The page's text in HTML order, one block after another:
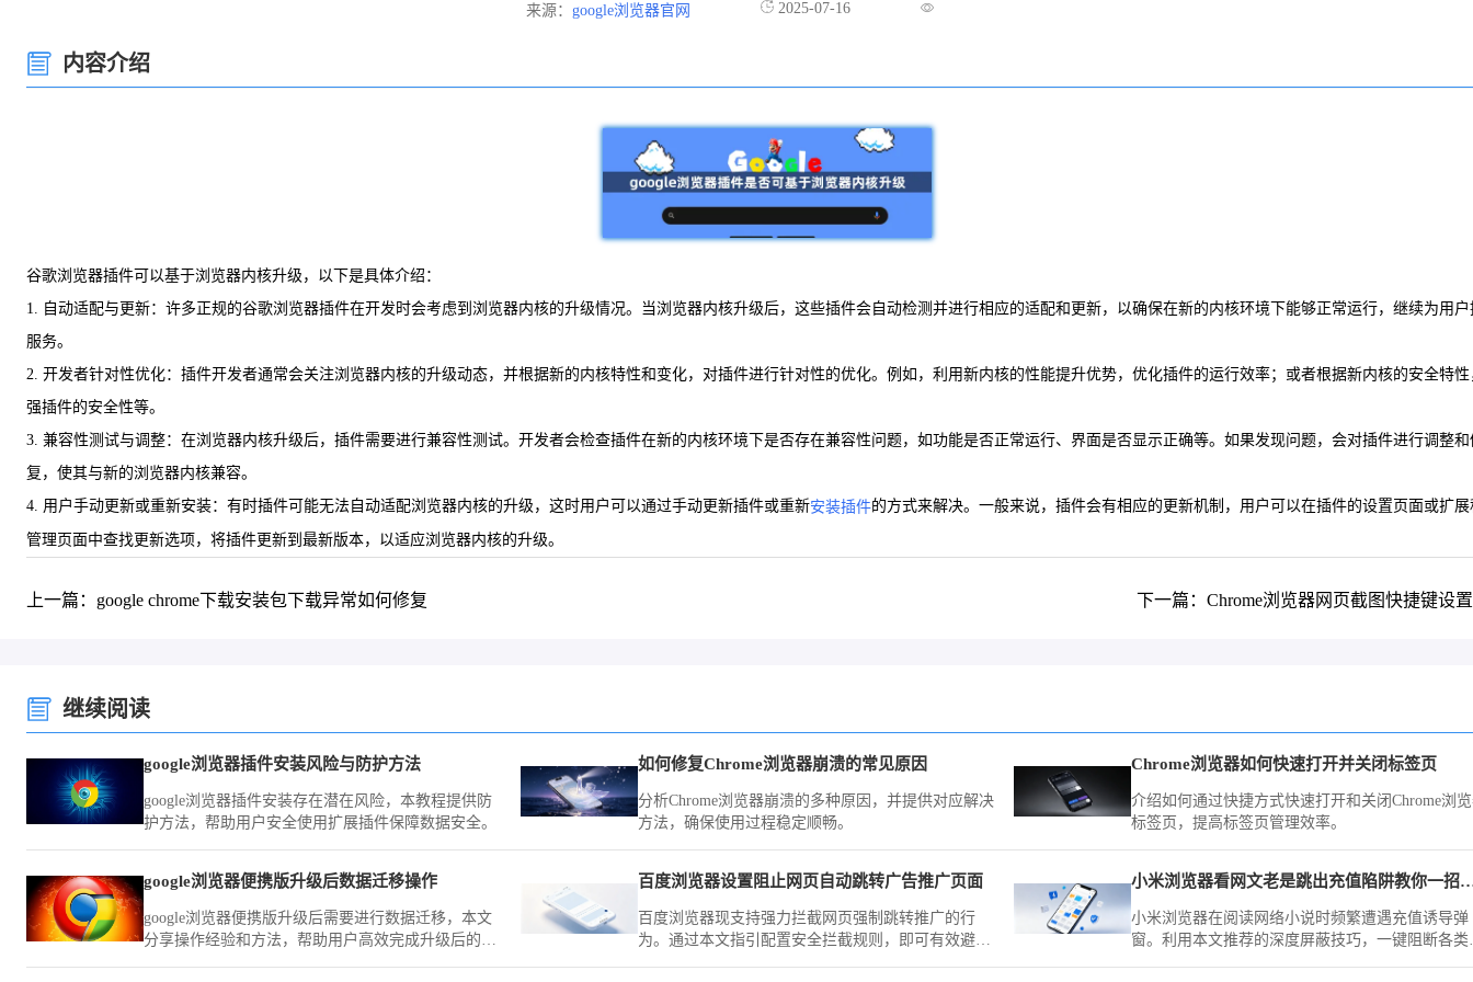
来源： google浏览器官网 2025-07-16
内容介绍
谷歌浏览器插件可以基于浏览器内核升级，以下是具体介绍：
1. 自动适配与更新：许多正规的谷歌浏览器插件在开发时会考虑到浏览器内核的升级情况。当浏览器内核升级后，这些插件会自动检测并进行相应的适配和更新，以确保在新的内核环境下能够正常运行，继续为用户
服务。
2. 开发者针对性优化：插件开发者通常会关注浏览器内核的升级动态，并根据新的内核特性和变化，对插件进行针对性的优化。例如，利用新内核的性能提升优势，优化插件的运行效率；或者根据新内核的安全特性
强插件的安全性等。
3. 兼容性测试与调整：在浏览器内核升级后，插件需要进行兼容性测试。开发者会检查插件在新的内核环境下是否存在兼容性问题，如功能是否正常运行、界面是否显示正确等。如果发现问题，会对插件进行调整和
复，使其与新的浏览器内核兼容。
4. 用户手动更新或重新安装：有时插件可能无法自动适配浏览器内核的升级，这时用户可以通过手动更新插件或重新安装插件的方式来解决。一般来说，插件会有相应的更新机制，用户可以在插件的设置页面或扩展
管理页面中查找更新选项，将插件更新到最新版本，以适应浏览器内核的升级。
上一篇：google chrome下载安装包下载异常如何修复 下一篇：Chrome浏览器网页截图快捷键设
继续阅读
google浏览器插件安装风险与防护方法
google浏览器插件安装存在潜在风险，本教程提供防
护方法，帮助用户安全使用扩展插件保障数据安全。
如何修复Chrome浏览器崩溃的常见原因
分析Chrome浏览器崩溃的多种原因，并提供对应解决
方法，确保使用过程稳定顺畅。
Chrome浏览器如何快速打开并关闭标签页
介绍如何通过快捷方式快速打开和关闭Chrome浏
标签页，提高标签页管理效率。
google浏览器便携版升级后数据迁移操作
google浏览器便携版升级后需要进行数据迁移，本文
分享操作经验和方法，帮助用户高效完成升级后的配
百度浏览器设置阻止网页自动跳转广告推广页面
百度浏览器现支持强力拦截网页强制跳转推广的行
为。通过本文指引配置安全拦截规则，即可有效避开
小米浏览器看网文老是跳出充值
小米浏览器在阅读网络小说时频繁遭遇充值诱导弹
窗。利用本文推荐的深度屏蔽技巧，一键阻断各类